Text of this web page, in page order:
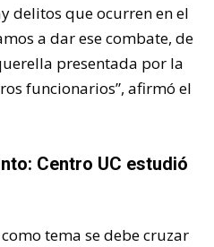
delitos que ocurren en el
a dar ese combate, de
presentada por la
funcionarios”, afirmó el
Centro UC estudió
tema se debe cruzar